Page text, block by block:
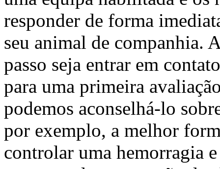
responder de forma
seu animal de companhia.
passo seja entrar em
para uma primeira
podemos aconselhá-lo
por exemplo, a melhor
controlar uma hemorragia